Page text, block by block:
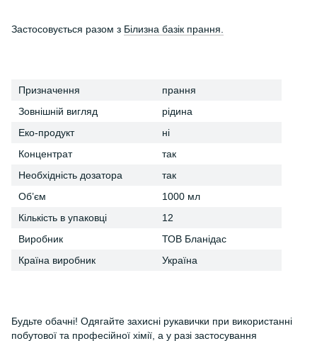
Застосовується разом з Білизна базік прання.
Призначення
прання
Зовнішній вигляд
рідина
Еко-продукт
ні
Концентрат
так
Необхідність дозатора
так
Об’єм
1000 мл
Кількість в упаковці
12
Виробник
ТОВ Бланідас
Країна виробник
Україна
Будьте обачні! Одягайте захисні рукавички при використанні
побутової та професійної хімії, а у разі застосування